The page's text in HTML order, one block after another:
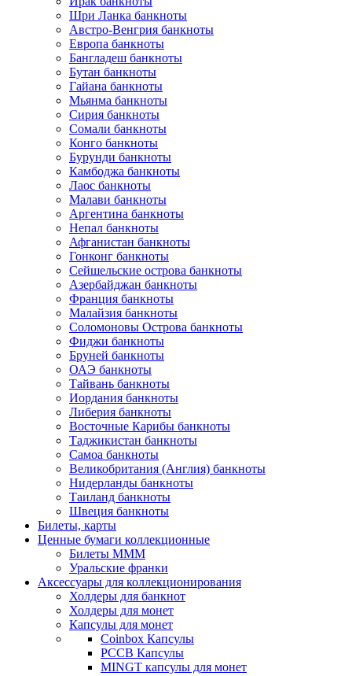
Шри Ланка банкноты
Австро-Венгрия банкноты
Европа банкноты
Бангладеш банкноты
Бутан банкноты
Гайана банкноты
Мьянма банкноты
Сирия банкноты
Сомали банкноты
Конго банкноты
Бурунди банкноты
Камбоджа банкноты
Лаос банкноты
Малави банкноты
Аргентина банкноты
Непал банкноты
Афганистан банкноты
Гонконг банкноты
Сейшельские острова банкноты
Азербайджан банкноты
Франция банкноты
Малайзия банкноты
Соломоновы Острова банкноты
Фиджи банкноты
Бруней банкноты
ОАЭ банкноты
Тайвань банкноты
Иордания банкноты
Либерия банкноты
Восточные Карибы банкноты
Таджикистан банкноты
Самоа банкноты
Великобритания (Англия) банкноты
Нидерланды банкноты
Таиланд банкноты
Швеция банкноты
Билеты, карты
Ценные бумаги коллекционные
Билеты МММ
Уральские франки
Аксессуары для коллекционирования
Холдеры для банкнот
Холдеры для монет
Капсулы для монет
Coinbox Капсулы
РССВ Капсулы
MINGT капсулы для монет